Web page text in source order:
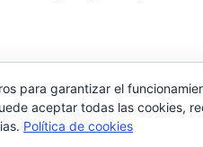
comentar
para garantizar el
aceptar todas las cookies,
Política de cookies